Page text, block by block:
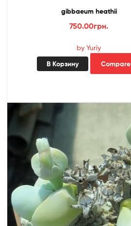
gibbaeum heathii
750.00грн.
by Yuriy
В Корзину Compare